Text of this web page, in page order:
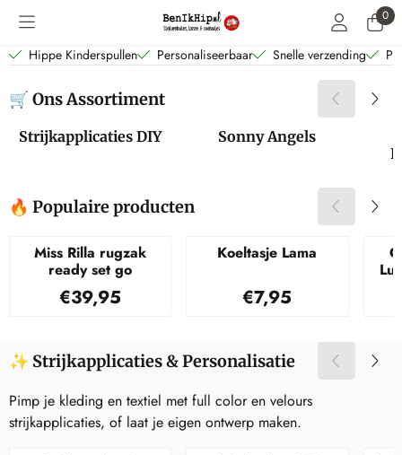
Cookievoorkeuren zijn beschikbaar. Kies instellingen of sta alle 0
Hippe Kinderspullen Personaliseerbaar Snelle verzending
🛒 Ons Assortiment
Strijkapplicaties DIY
Sonny Angels
🔥 Populaire producten
Miss Rilla rugzak
ready set go
Prijs: 39,95
€39,95
Koeltasje Lama
Prijs: 7,95
€7,95
✨ Strijkapplicaties & Personalisatie
Pimp je kleding en textiel met full color en velours
strijkapplicaties, of laat je eigen ontwerp maken.